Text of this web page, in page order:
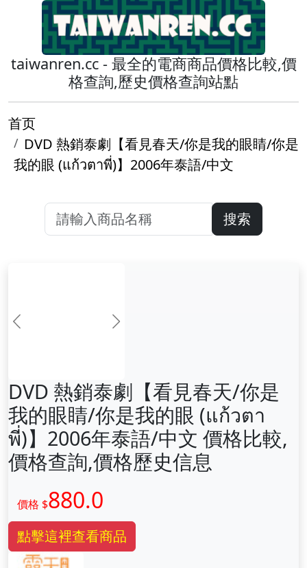
taiwanren.cc - 最全的電商商品價格比較,價
格查詢,歷史價格查詢站點
首页
DVD 熱銷泰劇【看見春天/你是我的眼睛/你是
我的眼 (แก้วตาพี่)】2006年泰語/中文
搜索
前一张 下一张
DVD 熱銷泰劇【看見春天/你是
我的眼睛/你是我的眼 (แก้วตา
พี่)】2006年泰語/中文 價格比較,
價格查詢,價格歷史信息
價格 $880.0
點擊這裡查看商品